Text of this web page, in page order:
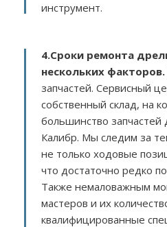
инструмент.
4.Сроки ремонта
нескольких факторов.
запчастей. Сервисный
собственный склад, на
большинство
Калибр. Мы следим за
не только ходовые
что достаточно редко
Также немаловажным
мастеров и их
квалифицированные